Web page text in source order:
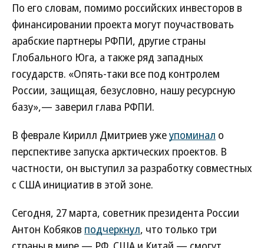
По его словам, помимо российских инвесторов в
финансировании проекта могут поучаствовать
арабские партнеры РФПИ, другие страны
Глобального Юга, а также ряд западных
государств. «Опять-таки все под контролем
России, защищая, безусловно, нашу ресурсную
базу»,— заверил глава РФПИ.
В феврале Кирилл Дмитриев ужеупоминал о
перспективе запуска арктических проектов. В
частности, он выступил за разработку совместных
с США инициатив в этой зоне.
Сегодня, 27 марта, советник президента России
Антон Кобяков подчеркнул, что только три